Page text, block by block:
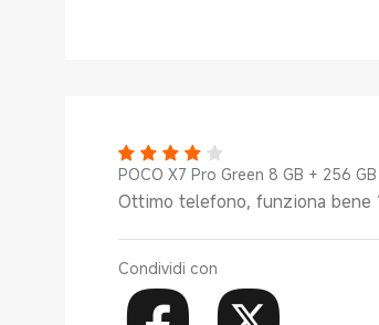
POCO X7 Pro Green 8 GB + 256 GB
Ottimo telefono, funziona bene
Condividi con